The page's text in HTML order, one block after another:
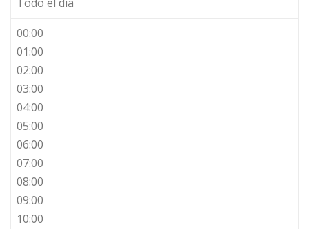
00:00
01:00
02:00
03:00
04:00
05:00
06:00
07:00
08:00
09:00
10:00